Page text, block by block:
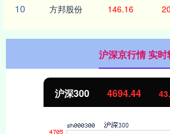
10 方邦股份 146.16
沪深京行情 实时
北证50 1134.24